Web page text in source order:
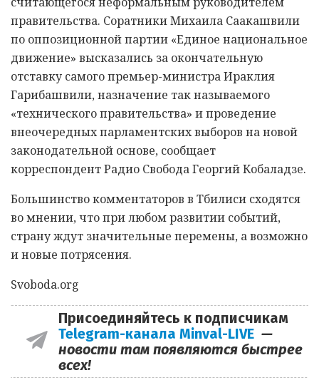
правительства. Соратники Михаила Саакашвили
по оппозиционной партии «Единое национальное
движение» высказались за окончательную
отставку самого премьер-министра Ираклия
Гарибашвили, назначение так называемого
«технического правительства» и проведение
внеочередных парламентских выборов на новой
законодательной основе, сообщает
корреспондент Радио Свобода Георгий Кобаладзе.
Большинство комментаторов в Тбилиси сходятся
во мнении, что при любом развитии событий,
страну ждут значительные перемены, а возможно
и новые потрясения.
Svoboda.org
Присоединяйтесь к подписчикам
Telegram-канала Minval-LIVE —
новости там появляются быстрее
всех!